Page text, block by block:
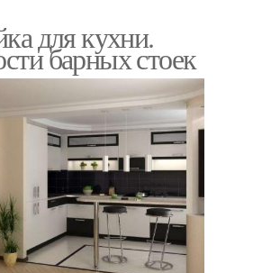
для кухни.
барных стоек